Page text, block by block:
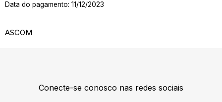
Data do pagamento: 11/12/2023
ASCOM
Conecte-se conosco nas redes sociais